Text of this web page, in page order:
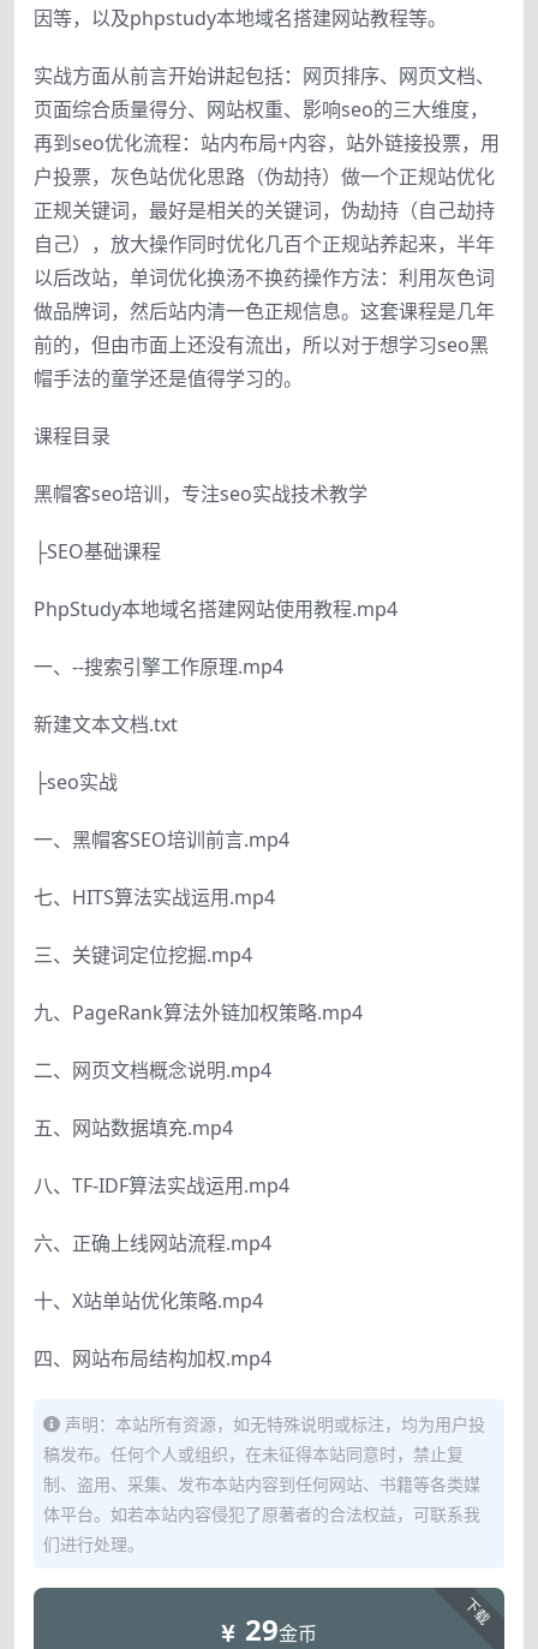
因等，以及phpstudy本地域名搭建网站教程等。
实战方面从前言开始讲起包括：网页排序、网页文档、
页面综合质量得分、网站权重、影响seo的三大维度，
再到seo优化流程：站内布局+内容，站外链接投票，用
户投票，灰色站优化思路（伪劫持）做一个正规站优化
正规关键词，最好是相关的关键词，伪劫持（自己劫持
自己），放大操作同时优化几百个正规站养起来，半年
以后改站，单词优化换汤不换药操作方法：利用灰色词
做品牌词，然后站内清一色正规信息。这套课程是几年
前的，但由市面上还没有流出，所以对于想学习seo黑
帽手法的童学还是值得学习的。
课程目录
黑帽客seo培训，专注seo实战技术教学
├SEO基础课程
PhpStudy本地域名搭建网站使用教程.mp4
一、--搜索引擎工作原理.mp4
新建文本文档.txt
├seo实战
一、黑帽客SEO培训前言.mp4
七、HITS算法实战运用.mp4
三、关键词定位挖掘.mp4
九、PageRank算法外链加权策略.mp4
二、网页文档概念说明.mp4
五、网站数据填充.mp4
八、TF-IDF算法实战运用.mp4
六、正确上线网站流程.mp4
十、X站单站优化策略.mp4
四、网站布局结构加权.mp4
声明：本站所有资源，如无特殊说明或标注，均为用户投
稿发布。任何个人或组织，在未征得本站同意时，禁止复
制、盗用、采集、发布本站内容到任何网站、书籍等各类媒
体平台。如若本站内容侵犯了原著者的合法权益，可联系我
们进行处理。
下载
29金币